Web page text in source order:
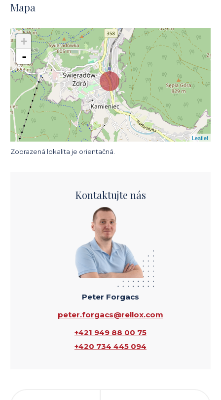
Mapa
+
-
Leaflet
Zobrazená lokalita je orientačná.
Kontaktujte nás
Peter Forgacs
peter.forgacs@rellox.com
+421 949 88 00 75
+420 734 445 094